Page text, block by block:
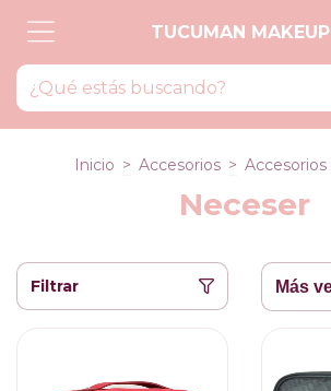
TUCUMAN MAKEUP
Inicio > Accesorios > Accesorios
Neceser
Filtrar